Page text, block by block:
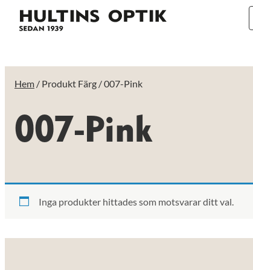
Hem / Produkt Färg / 007-Pink
007-Pink
Inga produkter hittades som motsvarar ditt val.